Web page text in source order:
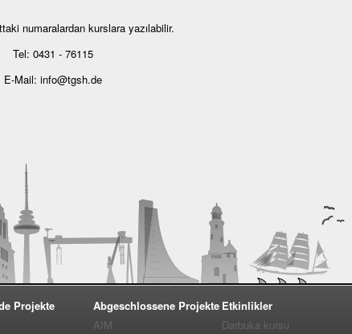
numaralardan kurslara yazılabilir.
Tel: 0431 - 76115
E-Mail: info@tgsh.de
Projekte
Abgeschlossene Projekte
AIM
Etkinlikler
Darbuka kursu